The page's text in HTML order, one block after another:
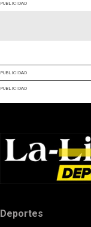
PUBLICIDAD
PUBLICIDAD
PUBLICIDAD
Deportes